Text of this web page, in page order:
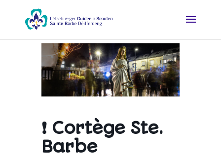
❗ Cortège Ste.
Barbe